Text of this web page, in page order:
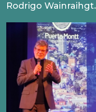
Rodrigo Wainraihgt.